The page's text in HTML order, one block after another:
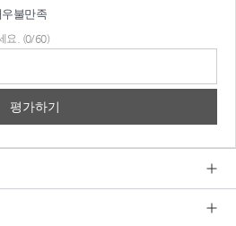
우불만족
요. (0/60)